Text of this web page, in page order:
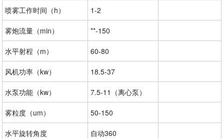
喷雾工作时间（h） 1-2
雾炮流量（min） **-150
水平射程（m） 60-80
风机功率（kw） 18.5-37
水泵功能（kw） 7.5-11（离心泵）
雾粒度（um） 50-150
水平旋转角度 自动360